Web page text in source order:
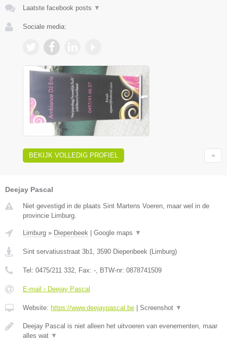
Laatste facebook posts ▼
Sociale media:
BEKIJK VOLLEDIG PROFIEL
Deejay Pascal
Niet gevestigd in de plaats Sint Martens Voeren, maar wel in de
provincie Limburg.
Limburg » Diepenbeek Google maps ▼
Sint servatiusstraat 3b1, 3590 Diepenbeek (Limburg)
Tel: 0475/211 332, Fax: -, BTW-nr: 0878741509
E-mail › Deejay Pascal
Website: https://www.deejaypascal.be Screenshot ▼
Deejay Pascal is niet alleen het uitvoeren van evenementen, maar
alles wat ▼